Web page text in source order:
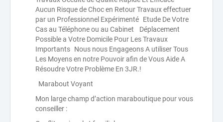
Aucun Risque de Choc en Retour Travaux effectuer
par un Professionnel Expérimenté Etude De Votre
Cas au Téléphone ou au Cabinet Déplacement
Possible a Votre Domicile Pour Les Travaux
Importants Nous nous Engageons A utiliser Tous
Les Moyens en notre Pouvoir afin de Vous Aide A
Résoudre Votre Problème En 3JR.!
Marabout Voyant
Mon large champ d’action maraboutique pour vous
conseiller :